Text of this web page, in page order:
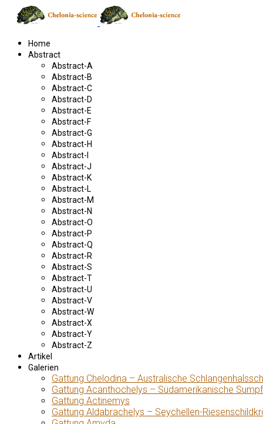
Home
Abstract
Abstract-A
Abstract-B
Abstract-C
Abstract-D
Abstract-E
Abstract-F
Abstract-G
Abstract-H
Abstract-I
Abstract-J
Abstract-K
Abstract-L
Abstract-M
Abstract-N
Abstract-O
Abstract-P
Abstract-Q
Abstract-R
Abstract-S
Abstract-T
Abstract-U
Abstract-V
Abstract-W
Abstract-X
Abstract-Y
Abstract-Z
Artikel
Galerien
Gattung Chelodina – Australische
Gattung Acanthochelys – Südamerikanische
Gattung Actinemys
Gattung Aldabrachelys – Seychellen-